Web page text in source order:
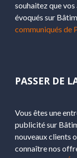
souhaitez que
évoqués sur
communiqués de
PASSER DE
Vous êtes une
publicité sur
nouveaux clients
connaître nos